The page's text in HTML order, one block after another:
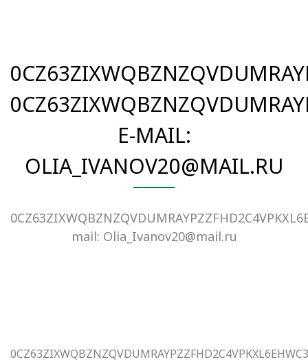
E-MAIL:
OLIA_IVANOV20@MAIL.RU
mail: Olia_Ivanov20@mail.ru